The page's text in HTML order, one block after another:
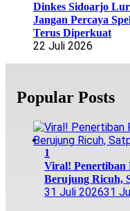
Dinkes Sidoarjo
Jangan Percaya
Terus Diperkuat
22 Juli 2026
Popular Posts
1
Viral!
Berujung Ricuh,
31 Juli 202631